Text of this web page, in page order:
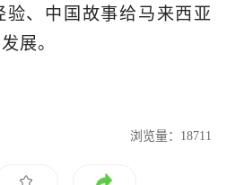
验、中国故事给马来西亚
展。
浏览量：18711